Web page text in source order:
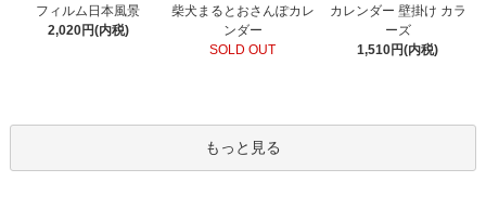
フィルム日本風景
2,020円(内税)
柴犬まるとおさんぽカレ
ンダー
SOLD OUT
カレンダー 壁掛け カラ
ーズ
1,510円(内税)
もっと見る